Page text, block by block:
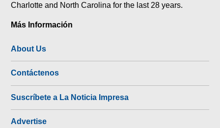
Charlotte and North Carolina for the last 28 years.
Más Información
About Us
Contáctenos
Suscríbete a La Noticia Impresa
Advertise